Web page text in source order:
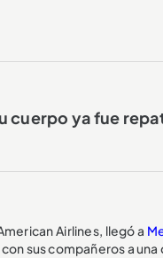
cuerpo ya fue
Airlines, llegó a
sus compañeros a